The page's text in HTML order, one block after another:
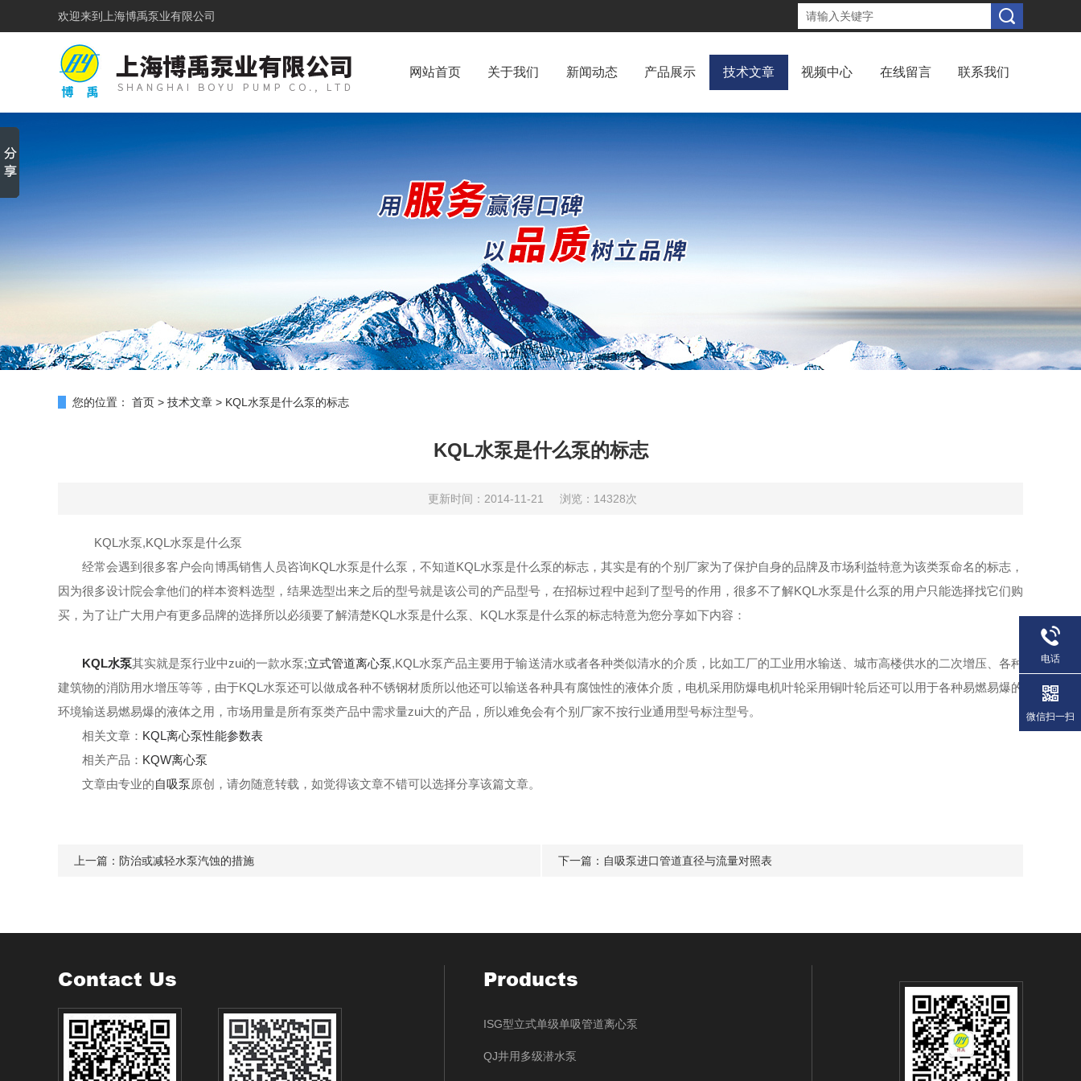
欢迎来到 上海博禹泵业有限公司
网站首页 关于我们 新闻动态 产品展示 技术文章 视频中心 在线留言 联系我们
您的位置： 首页 > 技术文章 > KQL水泵是什么泵的标志
KQL水泵是什么泵的标志
更新时间：2014-11-21 浏览：14328次
KQL水泵,KQL水泵是什么泵
经常会遇到很多客户会向博禹销售人员咨询KQL水泵是什么泵，不知道KQL水泵是什么泵的标志，其实是有的个别厂家为了保护自身的品牌及市场利益特意为该类泵命名的标志，
因为很多设计院会拿他们的样本资料选型，结果选型出来之后的型号就是该公司的产品型号，在招标过程中起到了型号的作用，很多不了解KQL水泵是什么泵的用户只能选择找它们购
买，为了让广大用户有更多品牌的选择所以必须要了解清楚KQL水泵是什么泵、KQL水泵是什么泵的标志特意为您分享如下内容：
KQL水泵其实就是泵行业中zui的一款水泵;立式管道离心泵,KQL水泵产品主要用于输送清水或者各种类似清水的介质，比如工厂的工业用水输送、城市高楼供水的二次增压、各种
建筑物的消防用水增压等等，由于KQL水泵还可以做成各种不锈钢材质所以他还可以输送各种具有腐蚀性的液体介质，电机采用防爆电机叶轮采用铜叶轮后还可以用于各种易燃易爆的
环境输送易燃易爆的液体之用，市场用量是所有泵类产品中需求量zui大的产品，所以难免会有个别厂家不按行业通用型号标注型号。
相关文章： KQL离心泵性能参数表
相关产品： KQW离心泵
文章由专业的自吸泵原创，请勿随意转载，如觉得该文章不错可以选择分享该篇文章。
上一篇： 防治或减轻水泵汽蚀的措施 下一篇： 自吸泵进口管道直径与流量对照表
Contact Us Products
ISG型立式单级单吸管道离心泵
QJ井用多级潜水泵
电话
微信扫一扫